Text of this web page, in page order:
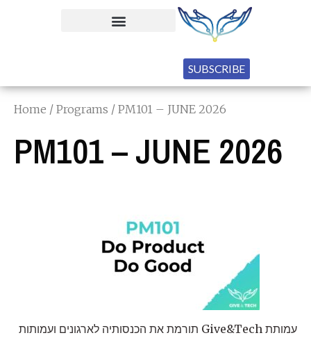
SUBSCRIBE
Home / Programs / PM101 – JUNE 2026
PM101 – JUNE 2026
עמותת Give&Tech תורמת את הכנסותיה לארגונים ועמותות